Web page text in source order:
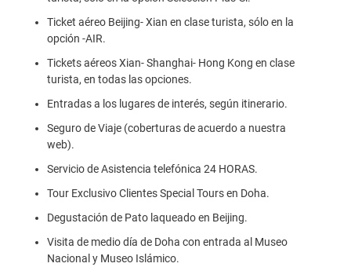
Ticket aéreo Beijing- Xian en clase turista, sólo en la
opción -AIR.
Tickets aéreos Xian- Shanghai- Hong Kong en clase
turista, en todas las opciones.
Entradas a los lugares de interés, según itinerario.
Seguro de Viaje (coberturas de acuerdo a nuestra
web).
Servicio de Asistencia telefónica 24 HORAS.
Tour Exclusivo Clientes Special Tours en Doha.
Degustación de Pato laqueado en Beijing.
Visita de medio día de Doha con entrada al Museo
Nacional y Museo Islámico.